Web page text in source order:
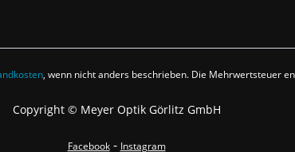
, wenn nicht anders beschrieben. Die Mehrwertsteuer
Copyright © Meyer Optik Görlitz GmbH
Facebook- Instagram